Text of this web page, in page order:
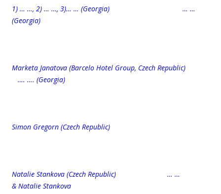
1) … …, 2) … …, 3)… … (Georgia) … …
(Georgia)
Marketa Janatova (Barcelo Hotel Group, Czech Republic)
…. …. (Georgia)
Simon Gregorn (Czech Republic)
Natalie Stankova (Czech Republic) … …
& Natalie Stankova